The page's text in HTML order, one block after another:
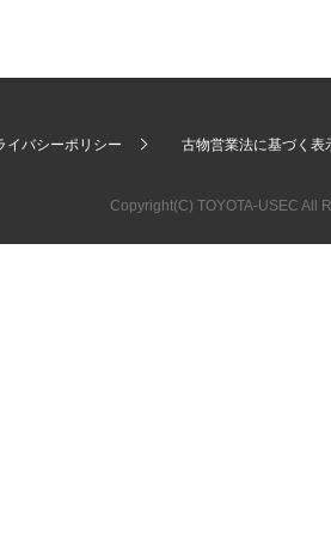
イバシーポリシー 古物営業法に基づく表
Copyright(C) TOYOTA-USEC All